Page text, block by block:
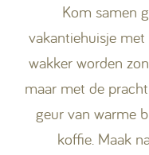
Werken bij
Mijn
Kom samen
vakantiehuisje
wakker worden
maar met de
geur van warme
koffie. Maak